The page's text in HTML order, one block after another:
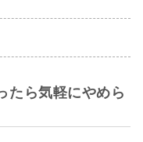
たら気軽にやめら